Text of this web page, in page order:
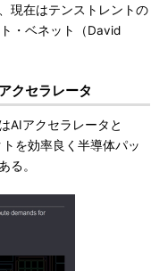
現在はテンストレントの
・ベネット（David
クセラレータ
AIアクセラレータと
を効率良く半導体パッ
る。